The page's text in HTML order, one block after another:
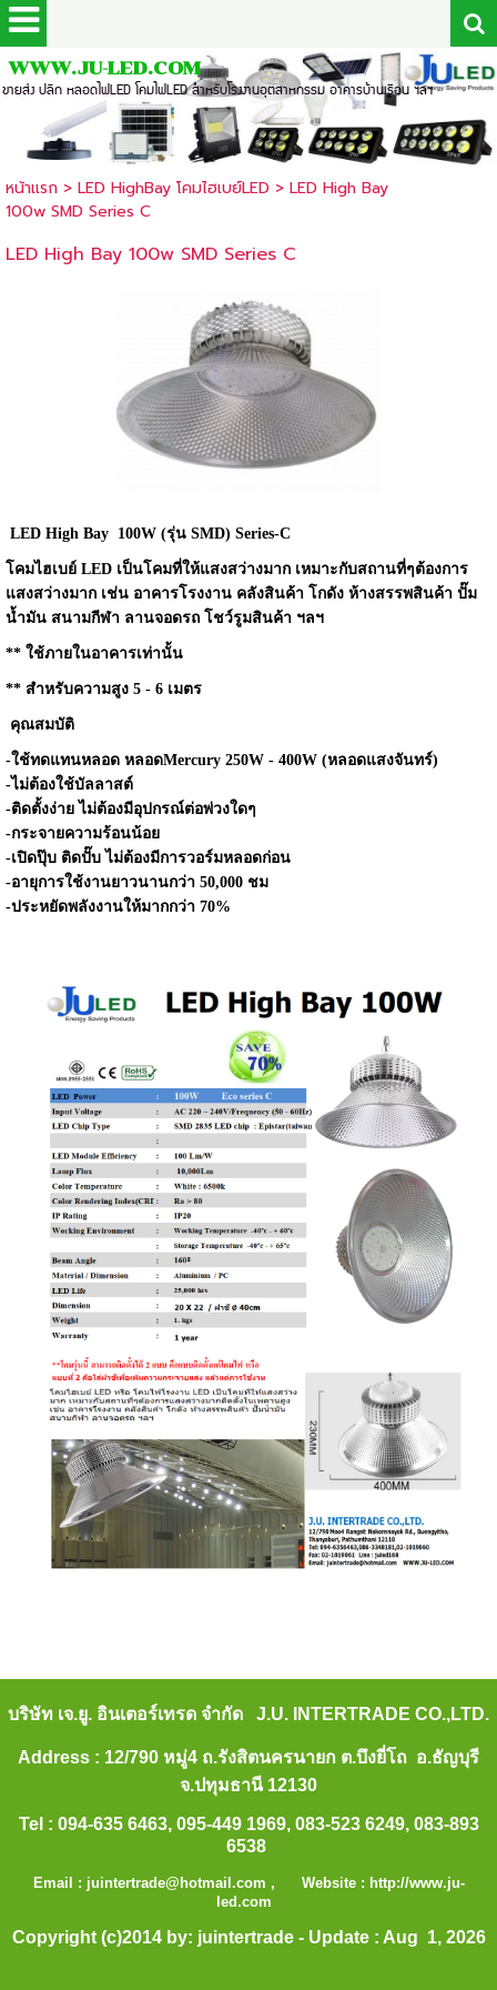
WWW.JU-LED.COM
ขายส่ง ปลีก หลอดไฟLED โคมไฟLED สำหรับโรงงานอุตสาหกรรม อาคารบ้านเรือน ฯลฯ
หน้าแรก> LED HighBay โคมไฮเบย์LED > LED High Bay
100w SMD Series C
LED High Bay 100w SMD Series C
LED High Bay 100W (รุ่น SMD) Series-C
โคมไฮเบย์ LED เป็นโคมที่ให้แสงสว่างมาก เหมาะกับสถานที่ๆต้องการ
แสงสว่างมาก เช่น อาคารโรงงาน คลังสินค้า โกดัง ห้างสรรพสินค้า ปั๊ม
น้ำมัน สนามกีฬา ลานจอดรถ โชว์รูมสินค้า ฯลฯ
** ใช้ภายในอาคารเท่านั้น
** สำหรับความสูง 5 - 6 เมตร
คุณสมบัติ
-ใช้ทดแทนหลอด หลอดMercury 250W - 400W (หลอดแสงจันทร์)
-ไม่ต้องใช้บัลลาสต์
-ติดตั้งง่าย ไม่ต้องมีอุปกรณ์ต่อพ่วงใดๆ
-กระจายความร้อนน้อย
-เปิดปุ๊บ ติดปั๊บ ไม่ต้องมีการวอร์มหลอดก่อน
-อายุการใช้งานยาวนานกว่า 50,000 ชม
-ประหยัดพลังงานให้มากกว่า 70%
บริษัท เจ.ยู. อินเตอร์เทรด จำกัด J.U. INTERTRADE CO.,LTD.
Address : 12/790 หมู่4 ถ.รังสิตนครนายก ต.บึงยี่โถ อ.ธัญบุรี
จ.ปทุมธานี 12130
Tel : 094-635 6463, 095-449 1969, 083-523 6249, 083-893
6538
Email : juintertrade@hotmail.com , Website : http://www.ju-
led.com
Copyright (c)2014 by: juintertrade - Update : Aug 1, 2026